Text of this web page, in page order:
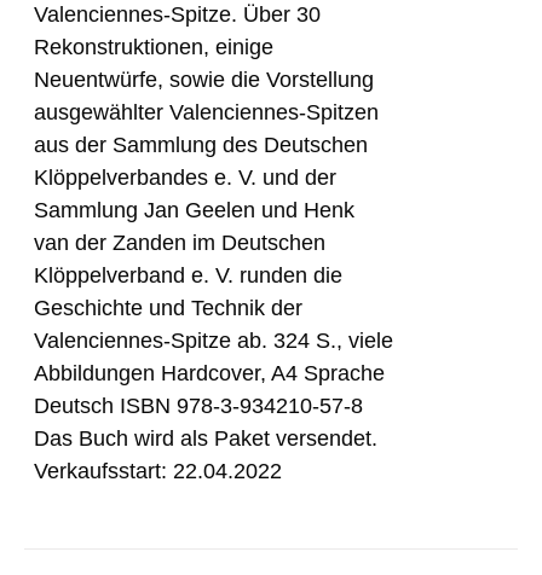
Valenciennes-Spitze. Über 30
Rekonstruktionen, einige
Neuentwürfe, sowie die Vorstellung
ausgewählter Valenciennes-Spitzen
aus der Sammlung des Deutschen
Klöppelverbandes e. V. und der
Sammlung Jan Geelen und Henk
van der Zanden im Deutschen
Klöppelverband e. V. runden die
Geschichte und Technik der
Valenciennes-Spitze ab. 324 S., viele
Abbildungen Hardcover, A4 Sprache
Deutsch ISBN 978-3-934210-57-8
Das Buch wird als Paket versendet.
Verkaufsstart: 22.04.2022